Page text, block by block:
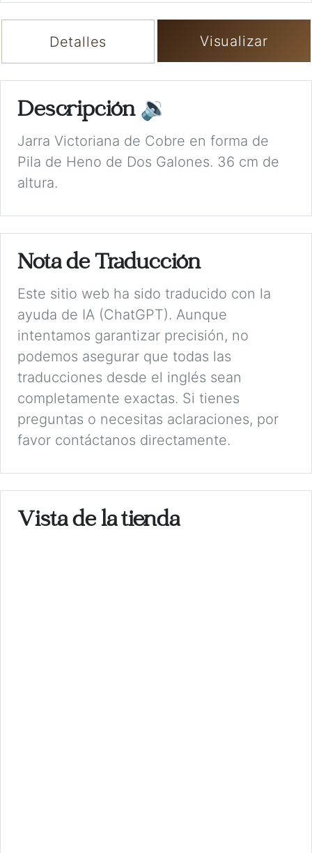
Detalles Visualizar
Descripción 🔉
Jarra Victoriana de Cobre en forma de
Pila de Heno de Dos Galones. 36 cm de
altura.
Nota de Traducción
Este sitio web ha sido traducido con la
ayuda de IA (ChatGPT). Aunque
intentamos garantizar precisión, no
podemos asegurar que todas las
traducciones desde el inglés sean
completamente exactas. Si tienes
preguntas o necesitas aclaraciones, por
favor contáctanos directamente.
Vista de la tienda